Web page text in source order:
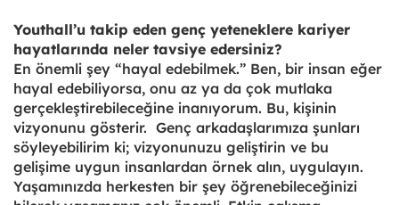
Youthall’u takip eden genç yeteneklere kariyer
hayatlarında neler tavsiye edersiniz?
En önemli şey “hayal edebilmek.” Ben, bir insan eğer
hayal edebiliyorsa, onu az ya da çok mutlaka
gerçekleştirebileceğine inanıyorum. Bu, kişinin
vizyonunu gösterir. Genç arkadaşlarımıza şunları
söyleyebilirim ki; vizyonunuzu geliştirin ve bu
gelişime uygun insanlardan örnek alın, uygulayın.
Yaşamınızda herkesten bir şey öğrenebileceğinizi